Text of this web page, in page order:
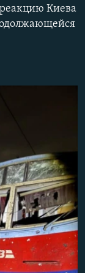
Киева